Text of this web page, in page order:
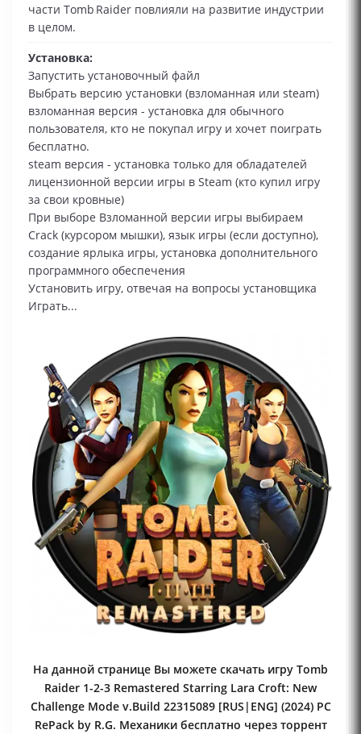
части Tomb Raider повлияли на развитие индустрии
в целом.
Установка:
Запустить установочный файл
Выбрать версию установки (взломанная или steam)
взломанная версия - установка для обычного
пользователя, кто не покупал игру и хочет поиграть
бесплатно.
steam версия - установка только для обладателей
лицензионной версии игры в Steam (кто купил игру
за свои кровные)
При выборе Взломанной версии игры выбираем
Сrack (курсором мышки), язык игры (если доступно),
создание ярлыка игры, установка дополнительного
программного обеспечения
Установить игру, отвечая на вопросы установщика
Играть...
На данной странице Вы можете скачать игру Tomb
Raider 1-2-3 Remastered Starring Lara Croft: New
Challenge Mode v.Build 22315089 [RUS|ENG] (2024) PC
RePack by R.G. Механики бесплатно через торрент